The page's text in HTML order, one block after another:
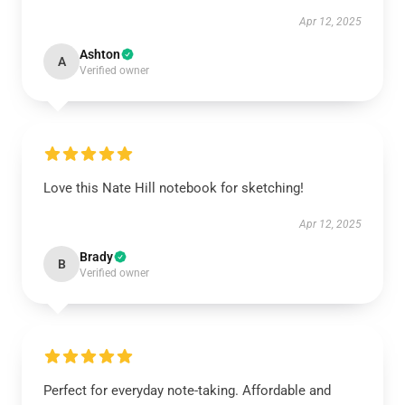
Apr 12, 2025
A Ashton
Verified owner
Love this Nate Hill notebook for sketching!
Apr 12, 2025
B Brady
Verified owner
Perfect for everyday note-taking. Affordable and